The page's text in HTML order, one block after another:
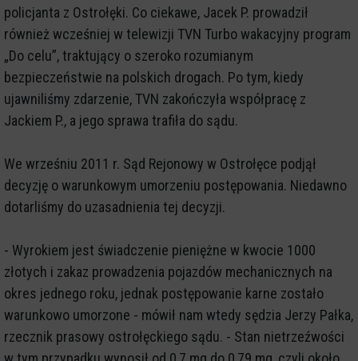
policjanta z Ostrołęki. Co ciekawe, Jacek P. prowadził
również wcześniej w telewizji TVN Turbo wakacyjny program
„Do celu”, traktujący o szeroko rozumianym
bezpieczeństwie na polskich drogach. Po tym, kiedy
ujawniliśmy zdarzenie, TVN zakończyła współpracę z
Jackiem P., a jego sprawa trafiła do sądu.
We wrześniu 2011 r. Sąd Rejonowy w Ostrołęce podjął
decyzję o warunkowym umorzeniu postępowania. Niedawno
dotarliśmy do uzasadnienia tej decyzji.
- Wyrokiem jest świadczenie pieniężne w kwocie 1000
złotych i zakaz prowadzenia pojazdów mechanicznych na
okres jednego roku, jednak postępowanie karne zostało
warunkowo umorzone - mówił nam wtedy sędzia Jerzy Pałka,
rzecznik prasowy ostrołęckiego sądu. - Stan nietrzeźwości